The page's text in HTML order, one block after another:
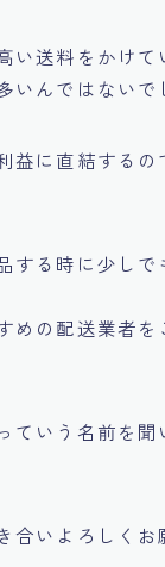
い送料をかけて
いんではないで
益に直結するの
する時に少しで
めの配送業者を
ていう名前を聞
合いよろしく